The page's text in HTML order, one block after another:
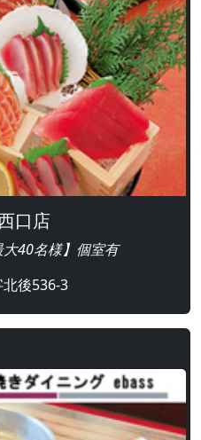
口店
40名様】個室有
後536-3